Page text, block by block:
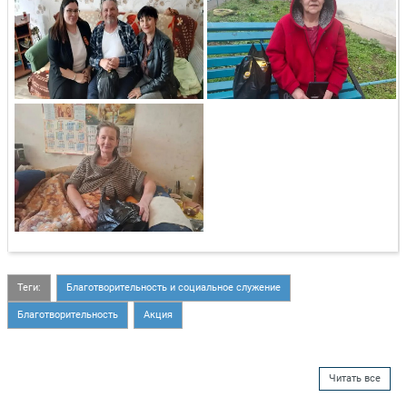
Теги: Благотворительность и социальное служение
Благотворительность Акция
Читать все